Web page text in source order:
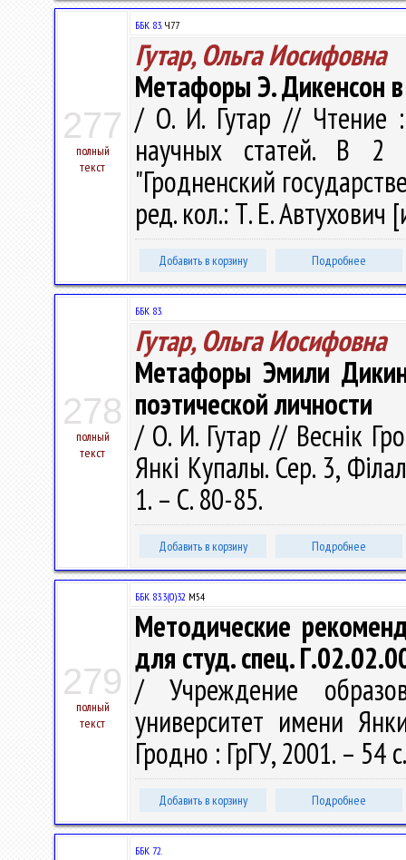
277
полный
текст
ББК 83.Ч77
Гутар, Ольга Иосифовна
Метафоры Э. Дикенсон
/ О. И. Гутар // Чтение
научных статей. В
"Гродненский
ред. кол.: Т. Е.
Добавить в корзину Подробнее
278
полный
текст
ББК 83.
Гутар, Ольга Иосифовна
Метафоры Эмили
поэтической личности
/ О. И. Гутар // Веснік
Янкі Купалы. Сер. 3,
1. – С. 80-85.
Добавить в корзину Подробнее
279
полный
текст
ББК 83.3(0)32 М54
Методические
для студ. спец.
/ Учреждение
университет имени
Гродно : ГрГУ, 2001. – 54
Добавить в корзину Подробнее
ББК 72.